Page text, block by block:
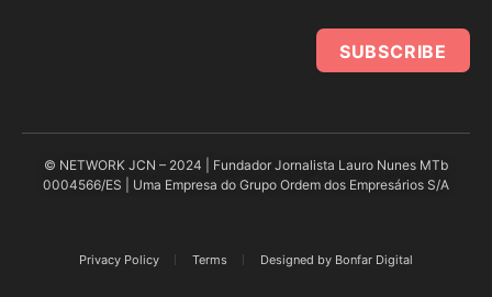
SUBSCRIBE
© NETWORK JCN – 2024 | Fundador Jornalista Lauro Nunes MTb
0004566/ES | Uma Empresa do Grupo Ordem dos Empresários S/A
Privacy Policy Terms Designed by Bonfar Digital